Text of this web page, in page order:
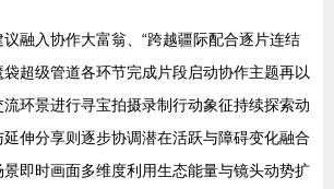
融入协作大富翁、“跨越疆际配合逐片连结
超级管道各环节完成片段启动协作主题再以
环景进行寻宝拍摄录制行动象征持续探索动
伸分享则逐步协调潜在活跃与障碍变化融合
即时画面多维度利用生态能量与镜头动势扩